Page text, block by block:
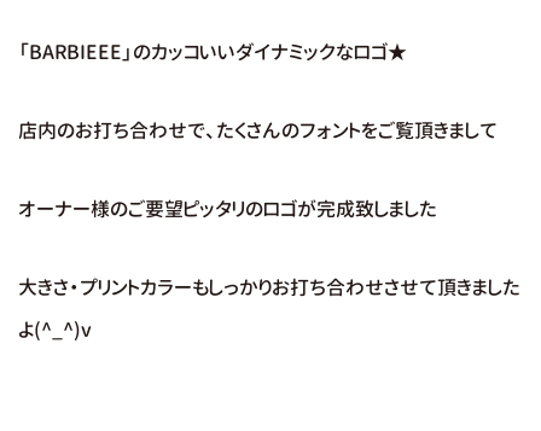
「BARBIEEE」のカッコいいダイナミックなロゴ★
店内のお打ち合わせで、たくさんのフォントをご覧頂きまして
オーナー様のご要望ピッタリのロゴが完成致しました
大きさ・プリントカラーもしっかりお打ち合わせさせて頂きました
よ(^_^)v